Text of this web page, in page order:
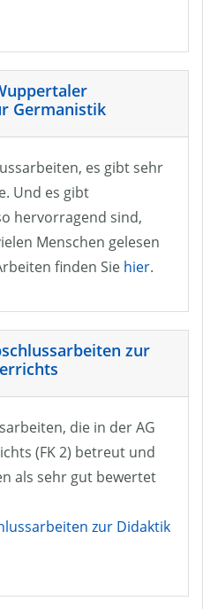
Germanistik
es gibt sehr
Und es gibt
hervorragend sind,
Menschen gelesen
finden Sie hier.
zur
die in der AG
(FK 2) betreut und
als sehr gut bewertet
zur Didaktik